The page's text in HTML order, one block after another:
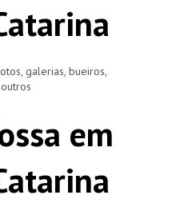
galerias, bueiros,
em